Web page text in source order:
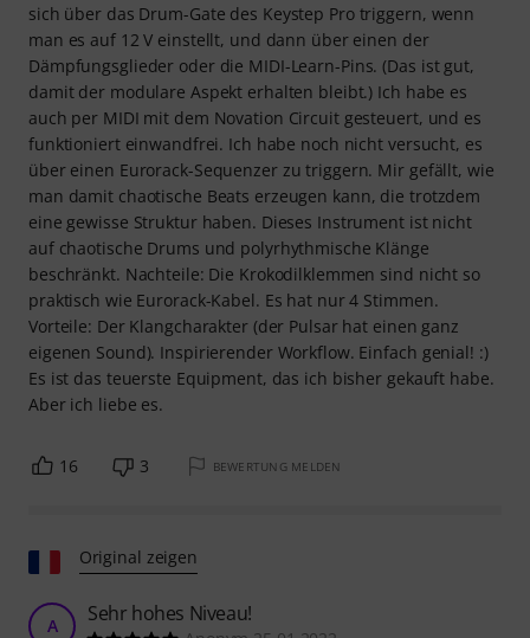
sich über das Drum-Gate des Keystep Pro triggern, wenn
man es auf 12 V einstellt, und dann über einen der
Dämpfungsglieder oder die MIDI-Learn-Pins. (Das ist gut,
damit der modulare Aspekt erhalten bleibt.) Ich habe es
auch per MIDI mit dem Novation Circuit gesteuert, und es
funktioniert einwandfrei. Ich habe noch nicht versucht, es
über einen Eurorack-Sequenzer zu triggern. Mir gefällt, wie
man damit chaotische Beats erzeugen kann, die trotzdem
eine gewisse Struktur haben. Dieses Instrument ist nicht
auf chaotische Drums und polyrhythmische Klänge
beschränkt. Nachteile: Die Krokodilklemmen sind nicht so
praktisch wie Eurorack-Kabel. Es hat nur 4 Stimmen.
Vorteile: Der Klangcharakter (der Pulsar hat einen ganz
eigenen Sound). Inspirierender Workflow. Einfach genial! :)
Es ist das teuerste Equipment, das ich bisher gekauft habe.
Aber ich liebe es.
16 3 BEWERTUNG MELDEN
Original zeigen
A Sehr hohes Niveau!